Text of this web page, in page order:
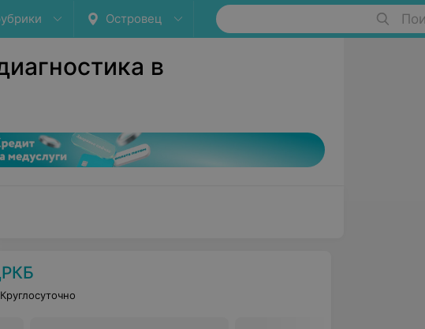
Островец
в
Круглосуточно